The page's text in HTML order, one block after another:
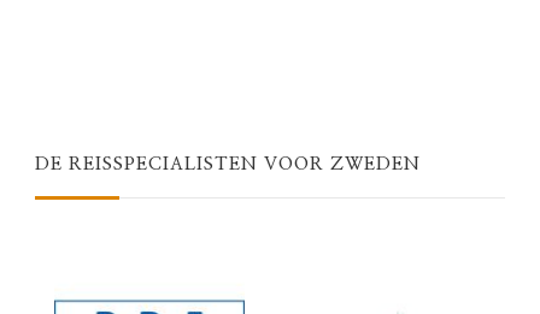
DE REISSPECIALISTEN VOOR ZWEDEN